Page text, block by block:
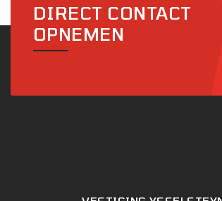
DIRECT CONTACT
OPNEMEN